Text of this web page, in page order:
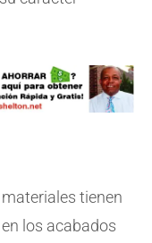
tienen
los acabados